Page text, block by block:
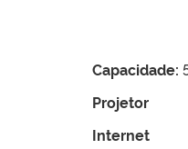
Capacidade:
Projetor
Internet